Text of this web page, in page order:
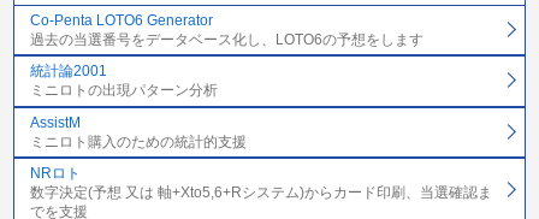
Co-Penta LOTO6 Generator
過去の当選番号をデータベース化し、LOTO6の予想をします
統計論2001
ミニロトの出現パターン分析
AssistM
ミニロト購入のための統計的支援
NRロト
数字決定(予想 又は 軸+Xto5,6+Rシステム)からカード印刷、当選確認ま
でを支援